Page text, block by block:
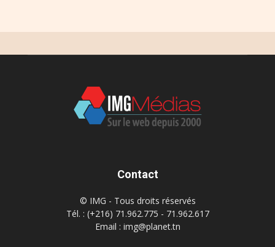
Contact
© IMG - Tous droits réservés
Tél. : (+216) 71.962.775 - 71.962.617
Email : img@planet.tn